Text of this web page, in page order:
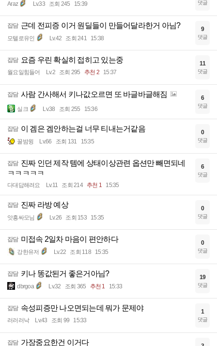
Araz Lv.33 조회 245 15:39 댓글
잡담 근데 전피증 이거 원딜들이 만들어달라한거 아님?
모텔로유인 Lv.42 조회 241 15:38
9
댓글
잡담 요즘 우린 확실히 접히고 있는중
월요일힘들어 Lv.2 조회 295 추천 2 15:37
11
댓글
잡담 사람 간사해서 키나값오르면 또 바글바글해짐
실크 Lv.38 조회 255 15:36
6
댓글
잡담 이 겜은 겜안하는걸 너무 티내는거같음
꿀밤윙 Lv.66 조회 131 15:35
0
댓글
잡담 진짜 인던 제작 템에 상태이상관련 옵션만 빼면되네
ㅋㅋㅋㅋㅋ
다대답해려요 Lv.11 조회 214 추천 1 15:35
6
댓글
잡담 진짜 라방 예상
앗흥싸모님 Lv.26 조회 153 15:35
0
댓글
잡담 미접속 2일차 마음이 편안하다
강한유저 Lv.22 조회 118 15:35
0
댓글
잡담 키나 똥값된거 좋은거아님?
dbrgoa Lv.32 조회 365 추천 1 15:33
19
댓글
잡담 속성피증만 나오면되는데 뭐가 문제야
러러러낙 Lv.43 조회 99 15:33
1
댓글
잡담 가장중요한건 이거다